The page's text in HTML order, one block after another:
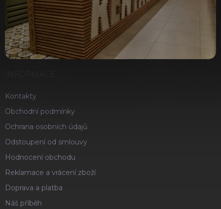
Kontakty
Obchodní podmínky
Ochrana osobních údajů
Odstoupení od smlouvy
Hodnocení obchodu
Reklamace a vrácení zboží
Doprava a platba
Náš příběh